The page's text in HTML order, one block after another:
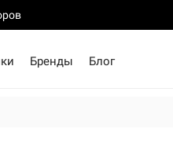
Бренды Блог